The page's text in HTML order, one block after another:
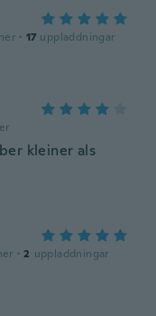
· 17 uppladdningar
kleiner als
· 2 uppladdningar